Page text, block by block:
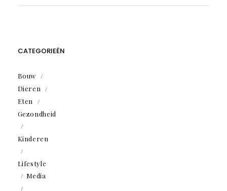
CATEGORIEËN
Bouw
Dieren
Eten
Gezondheid
Kinderen
Lifestyle
Media